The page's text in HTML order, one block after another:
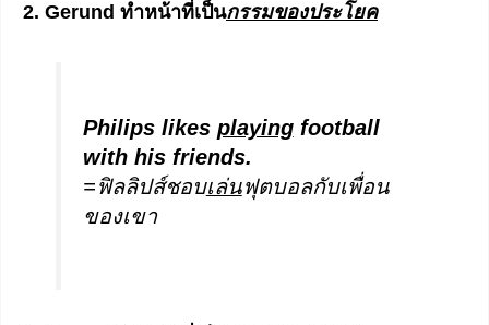
2. Gerund ทำหน้าที่เป็นกรรมของประโยค
Philips likes playingfootball
with his friends.
=ฟิลลิปส์ชอบเล่นฟุตบอลกับเพื่อน
ของเขา